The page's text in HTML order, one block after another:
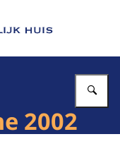
Koninklijk Huis
2002